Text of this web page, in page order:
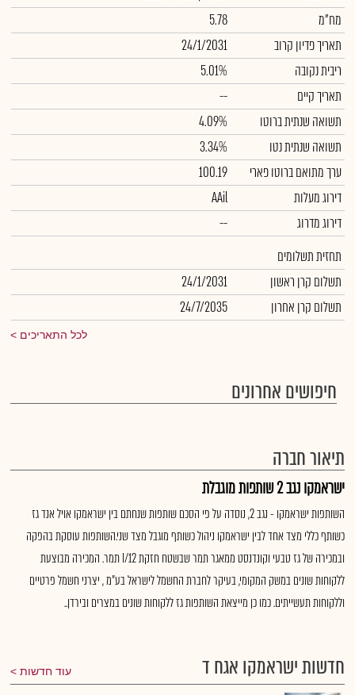
מח"מ
5.78
תאריך פדיון קרוב
24/1/2031
ריבית נקובה
5.01%
תאריך קיים
--
תשואה שנתית ברוטו
4.09%
תשואה שנתית נטו
3.34%
ערך מתואם ברוטו פארי
100.19
דירוג מעלות
AAil
דירוג מדרוג
--
תחזית תשלומים
תשלום קרן ראשון
24/1/2031
תשלום קרן אחרון
24/7/2035
לכל התאריכים
חיפושים אחרונים
תיאור חברה
ישראמקו נגב 2 שותפות מוגבלת
השותפות ישראמקו - נגב 2, נוסדה על פי הסכם שותפות שנחתם בין ישראמקו אויל אנד גז
כשותף כללי מצד אחד לבין ישראמקו ניהול כשותף מוגבל מצד שני.השותפות עוסקת בהפקה
ובמכירה של גז טבעי וקונדנסט ממאגר תמר שבשטח חזקת 12/I תמר. המכירה מבוצעת
ללקוחות שונים במשק המקומי, בעיקר לחברת החשמל לישראל בע"מ , יצרני חשמל פרטיים
וללקוחות תעשייתים. כמו כן מייצאת השותפות גז ללקוחות שונים במצרים ובירדן..
חדשות ישראמקו אגח ד עוד חדשות